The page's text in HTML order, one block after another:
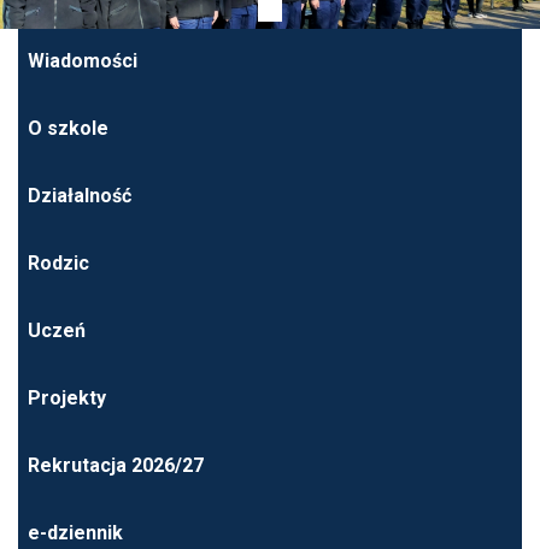
Wiadomości
O szkole
Działalność
Rodzic
Uczeń
Projekty
Rekrutacja 2026/27
e-dziennik